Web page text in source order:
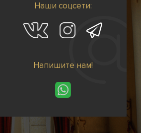
Наши соцсети:
Напишите нам!